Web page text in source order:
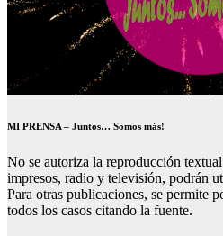
MI PRENSA – Juntos… Somos más!
No se autoriza la reproducción
impresos, radio y televisión, podrán
Para otras publicaciones, se permite
todos los casos citando la fuente.